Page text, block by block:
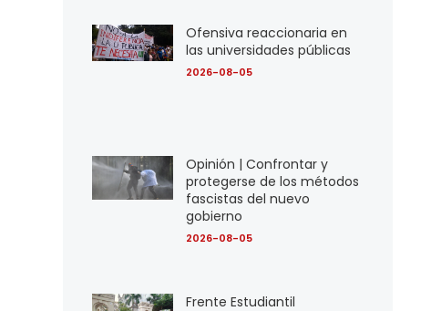
Ofensiva reaccionaria en
las universidades públicas
2026-08-05
Opinión | Confrontar y
protegerse de los métodos
fascistas del nuevo
gobierno
2026-08-05
Frente Estudiantil